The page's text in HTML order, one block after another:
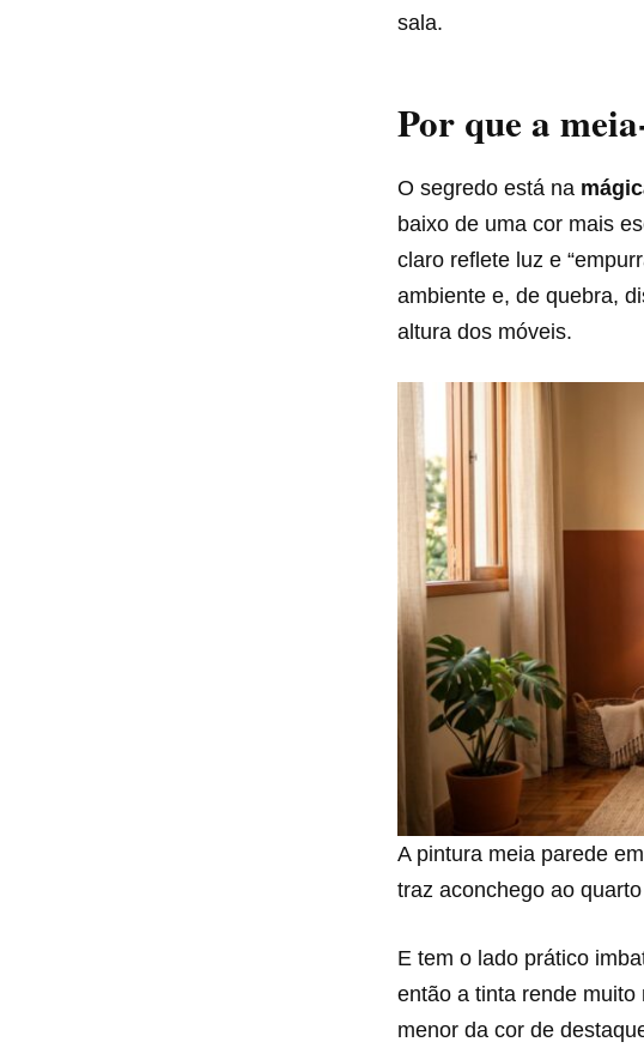
sala.
Por que a
O segredo está na
baixo de uma cor mais
claro reflete luz e
ambiente e, de quebra,
altura dos móveis.
A pintura meia parede
traz aconchego ao
E tem o lado prático
então a tinta rende
menor da cor de